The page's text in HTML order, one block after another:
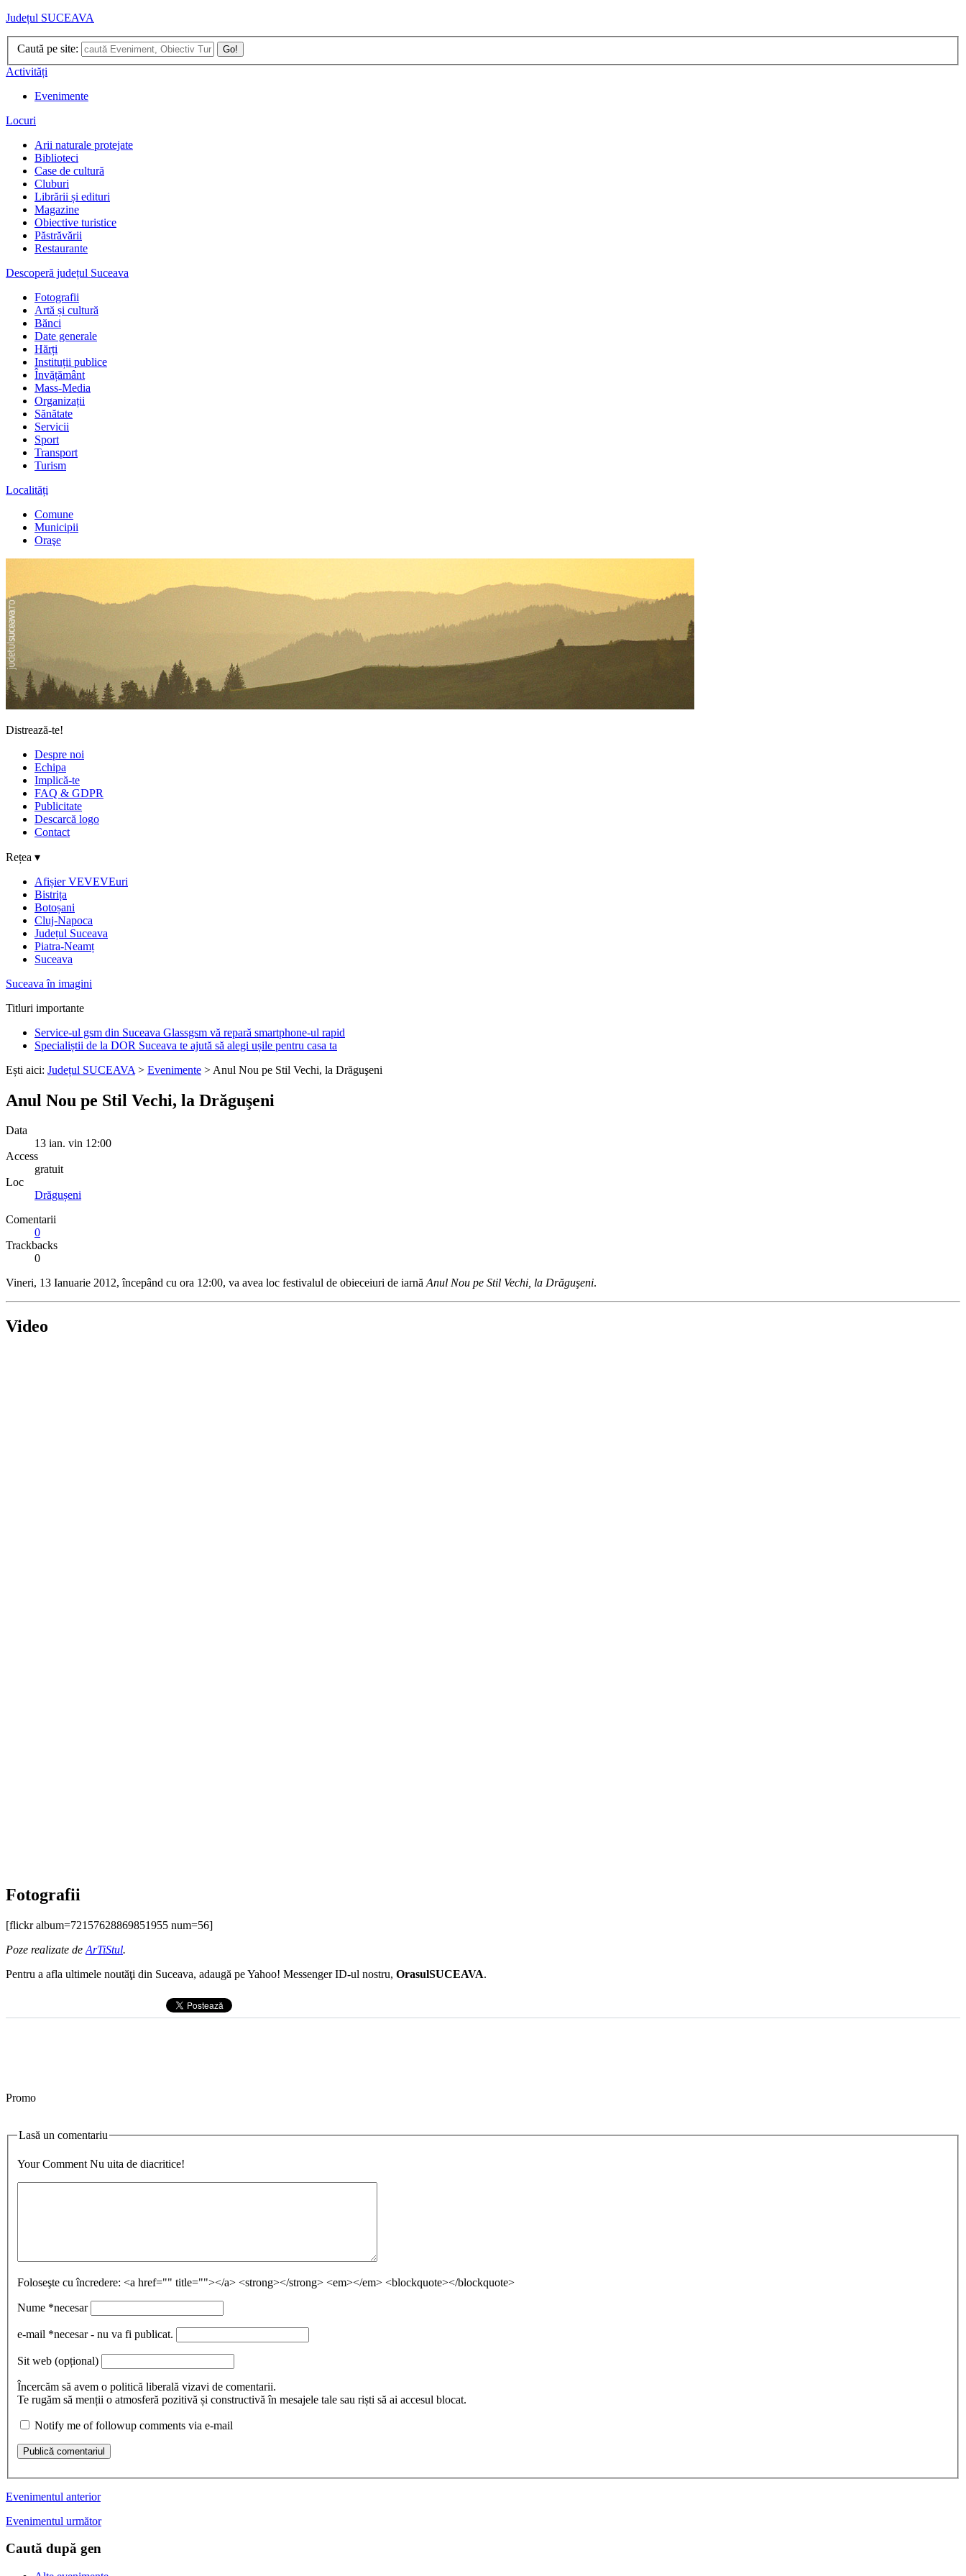
Județul SUCEAVA
Caută pe site: Go!
Activități
Evenimente
Locuri
Arii naturale protejate
Biblioteci
Case de cultură
Cluburi
Librării și edituri
Magazine
Obiective turistice
Păstrăvării
Restaurante
Descoperă județul Suceava
Fotografii
Artă și cultură
Bănci
Date generale
Hărți
Instituții publice
Învățământ
Mass-Media
Organizații
Sănătate
Servicii
Sport
Transport
Turism
Localități
Comune
Municipii
Oraşe
Distrează-te!
Despre noi
Echipa
Implică-te
FAQ & GDPR
Publicitate
Descarcă logo
Contact
Rețea ▾
Afișier VEVEVEuri
Bistrița
Botoșani
Cluj-Napoca
Județul Suceava
Piatra-Neamț
Suceava
Suceava în imagini
Titluri importante
Service-ul gsm din Suceava Glassgsm vă repară smartphone-ul rapid
Specialiștii de la DOR Suceava te ajută să alegi ușile pentru casa ta
Ești aici: Județul SUCEAVA > Evenimente > Anul Nou pe Stil Vechi, la Drăguşeni
Anul Nou pe Stil Vechi, la Drăguşeni
Data
13 ian. vin 12:00
Access
gratuit
Loc
Drăgușeni
Comentarii
0
Trackbacks
0
Vineri, 13 Ianuarie 2012, începând cu ora 12:00, va avea loc festivalul de obieceiuri de iarnăAnul Nou pe Stil Vechi, la Drăguşeni.
Video
Fotografii
[flickr album=72157628869851955 num=56]
Poze realizate de ArTiStul.
Pentru a afla ultimele noutăţi din Suceava, adaugă pe Yahoo! Messenger ID-ul nostru, OrasulSUCEAVA.
Promo
Lasă un comentariu
Your Comment Nu uita de diacritice!
Foloseşte cu încredere: <a href="" title=""></a> <strong></strong> <em></em> <blockquote></blockquote>
Nume *necesar
e-mail *necesar - nu va fi publicat.
Sit web (opțional)
Încercăm să avem o politică liberală vizavi de comentarii.
Te rugăm să menții o atmosferă pozitivă și constructivă în mesajele tale sau riști să ai accesul blocat.
Notify me of followup comments via e-mail
Publică comentariul
Evenimentul anterior
Evenimentul următor
Caută după gen